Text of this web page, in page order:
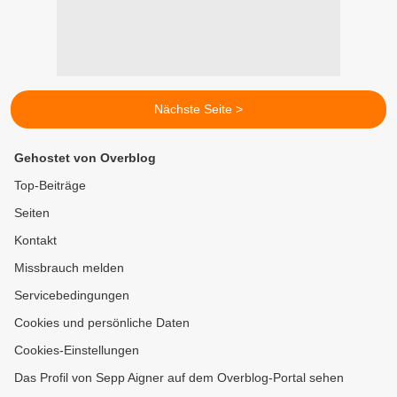
Nächste Seite >
Gehostet von Overblog
Top-Beiträge
Seiten
Kontakt
Missbrauch melden
Servicebedingungen
Cookies und persönliche Daten
Cookies-Einstellungen
Das Profil von Sepp Aigner auf dem Overblog-Portal sehen